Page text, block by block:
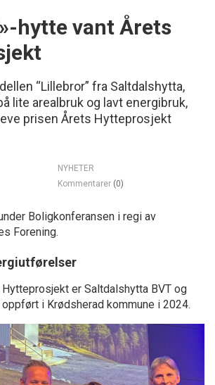
hytte vant Årets
“Lillebror” fra Saltdalshytta,
lite arealbruk og lavt energibruk,
prisen Årets Hytteprosjekt
NYHETER
Kommentarer (0)
Boligkonferansen i regi av
Forening.
er Saltdalshytta BVT og
i Krødsherad kommune i 2024.